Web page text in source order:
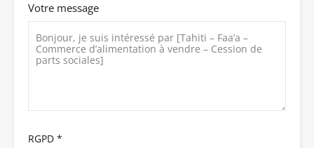
Votre message
RGPD *